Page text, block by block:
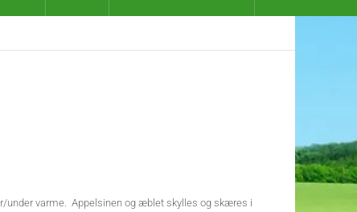
under varme. Appelsinen og æblet skylles og skæres i